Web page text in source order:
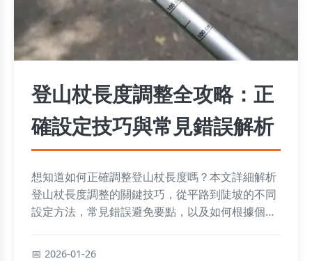
登山杖長度調整全攻略：正
確設定技巧與常見錯誤解析
想知道如何正確調整登山杖長度嗎？本文詳細解析
登山杖長度調整的關鍵技巧，從平路到陡坡的不同
設定方法，常見錯誤避免要點，以及如何根據個人
2026-01-26